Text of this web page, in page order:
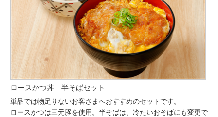
ロースかつ丼 半そばセット
単品では物足りないお客さまへおすすめのセットです。
ロースかつは三元豚を使用。半そばは、冷たいおそばにも変更で